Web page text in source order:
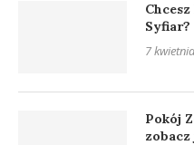
Syfiar?
7
Pokój
zobacz